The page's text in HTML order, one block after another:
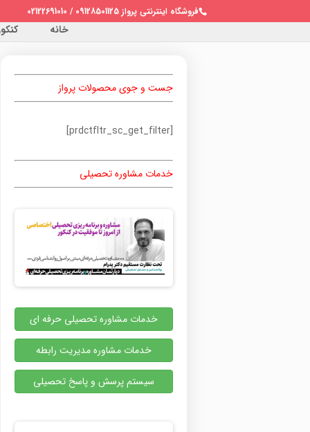
فروشگاه اینترنتی پرواز 09128501125 / 02122691010
خانه
جست و جوی محصولات پرواز
[prdctfltr_sc_get_filter]
خدمات مشاوره تحصیلی
خدمات مشاوره تحصیلی حرفه ای
خدمات مشاوره مدیریت رابطه
سیستم پرسش و پاسخ تحصیلی